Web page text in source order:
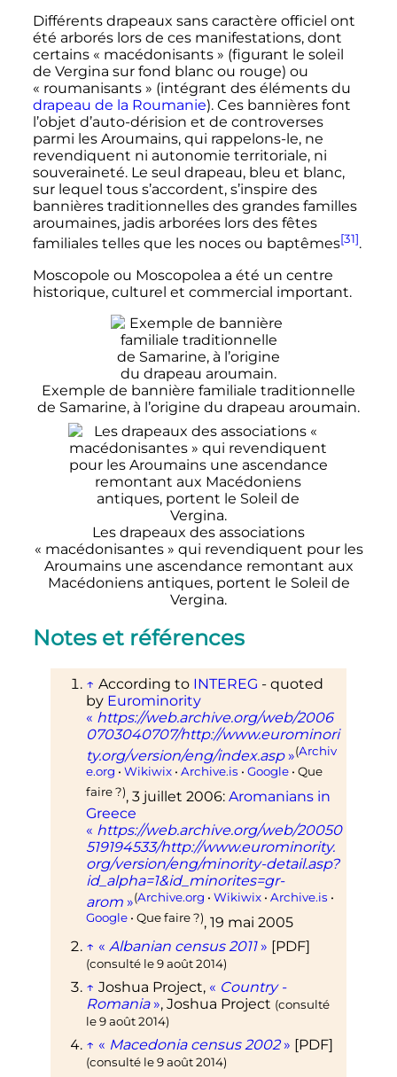
Différents drapeaux sans caractère officiel ont
été arborés lors de ces manifestations, dont
certains « macédonisants » (figurant le soleil
de Vergina sur fond blanc ou rouge) ou
« roumanisants » (intégrant des éléments du
drapeau de la Roumanie). Ces bannières font
l’objet d’auto-dérision et de controverses
parmi les Aroumains, qui rappelons-le, ne
revendiquent ni autonomie territoriale, ni
souveraineté. Le seul drapeau, bleu et blanc,
sur lequel tous s’accordent, s’inspire des
bannières traditionnelles des grandes familles
aroumaines, jadis arborées lors des fêtes
familiales telles que les noces ou baptêmes[31].
Moscopole ou Moscopolea a été un centre
historique, culturel et commercial important.
Exemple de bannière familiale traditionnelle
de Samarine, à l’origine du drapeau aroumain.
Les drapeaux des associations
« macédonisantes » qui revendiquent pour les
Aroumains une ascendance remontant aux
Macédoniens antiques, portent le Soleil de
Vergina.
Notes et références
↑ According to INTEREG - quoted
by Eurominority
« https://web.archive.org/web/2006
0703040707/http://www.eurominori
ty.org/version/eng/index.asp »(Archiv
e.org • Wikiwix• Archive.is • Google• Que
faire ?), 3 juillet 2006: Aromanians in
Greece
« https://web.archive.org/web/20050
519194533/http://www.eurominority.
org/version/eng/minority-detail.asp?
id_alpha=1&id_minorites=gr-
arom »(Archive.org • Wikiwix• Archive.is •
Google• Que faire ?), 19 mai 2005
↑ « Albanian census 2011 » [PDF]
(consulté le9 août 2014)
↑ Joshua Project, « Country -
Romania », Joshua Project (consulté
le9 août 2014)
↑ « Macedonia census 2002 » [PDF]
(consulté le9 août 2014)